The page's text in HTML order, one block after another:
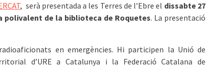
, serà presentada a les Terres de l’Ebre el dissabte 27
polivalent de la biblioteca de Roquetes. La presentació
en emergències. Hi participen la Unió de
d’URE a Catalunya i la Federació Catalana de